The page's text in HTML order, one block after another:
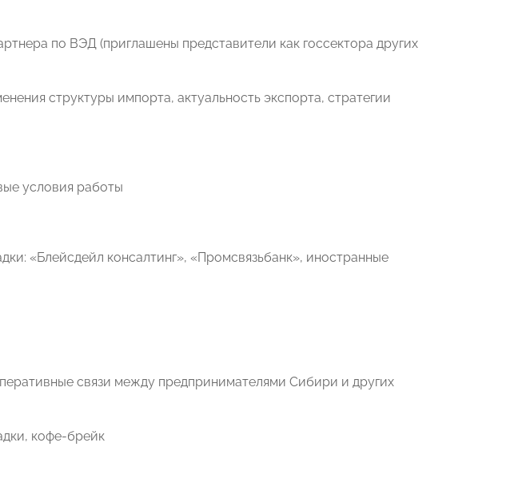
по ВЭД (приглашены представители как госсектора других
структуры импорта, актуальность экспорта, стратегии
условия работы
«Блейсдейл консалтинг», «Промсвязьбанк», иностранные
связи между предпринимателями Сибири и других
кофе-брейк